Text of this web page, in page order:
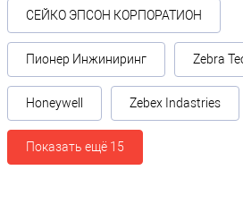
СЕЙКО ЭПСОН КОРПОРАТИОН
Пионер Инжиниринг Zebra
Honeywell Zebex Indastries
Показать ещё 15